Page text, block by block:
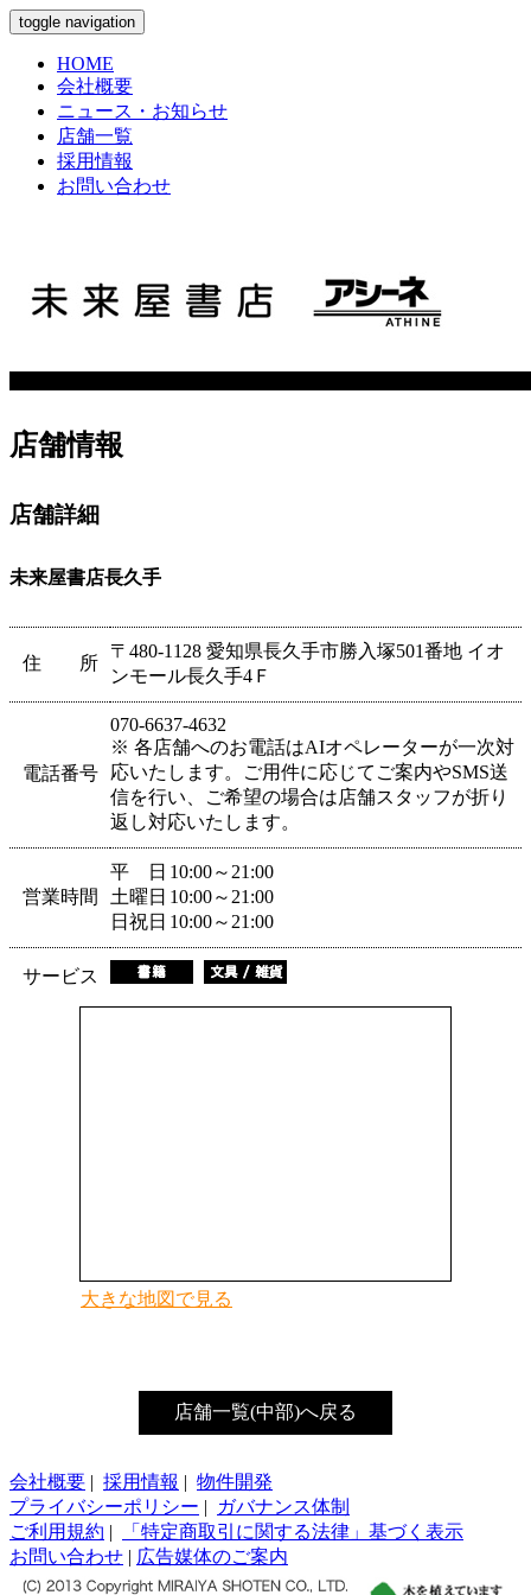
toggle navigation
HOME
会社概要
ニュース・お知らせ
店舗一覧
採用情報
お問い合わせ
店舗情報
店舗詳細
未来屋書店長久手
住 所
〒480-1128 愛知県長久手市勝入塚501番地 イオ
ンモール長久手4Ｆ
電話番号
070-6637-4632
※ 各店舗へのお電話はAIオペレーターが一次対
応いたします。ご用件に応じてご案内やSMS送
信を行い、ご希望の場合は店舗スタッフが折り
返し対応いたします。
営業時間
平 日 10:00～21:00
土曜日 10:00～21:00
日祝日 10:00～21:00
サービス
大きな地図で見る
店舗一覧(中部)へ戻る
会社概要 | 採用情報 | 物件開発
プライバシーポリシー |
ガバナンス体制
ご利用規約 |
「特定商取引に関する法律」基づく表示
お問い合わせ | 広告媒体のご案内